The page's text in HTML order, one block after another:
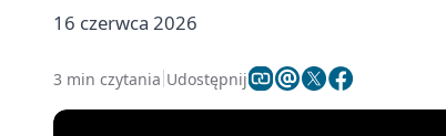
16 czerwca 2026
3 min czytania Udostępnij